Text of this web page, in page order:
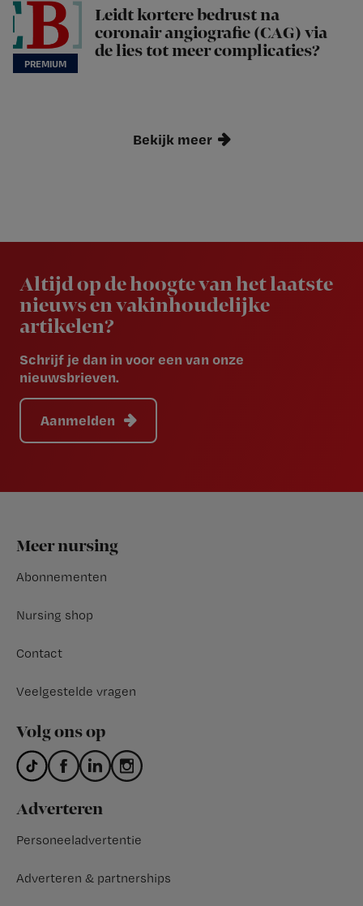
Leidt kortere bedrust na
coronair angiografie (CAG) via
de lies tot meer complicaties?
Bekijk meer
Altijd op de hoogte van het laatste
nieuws en vakinhoudelijke
artikelen?
Schrijf je dan in voor een van onze
nieuwsbrieven.
Aanmelden
Footer
Meer nursing
Abonnementen
Nursing shop
Contact
Veelgestelde vragen
Volg ons op
Adverteren
Personeeladvertentie
Adverteren & partnerships